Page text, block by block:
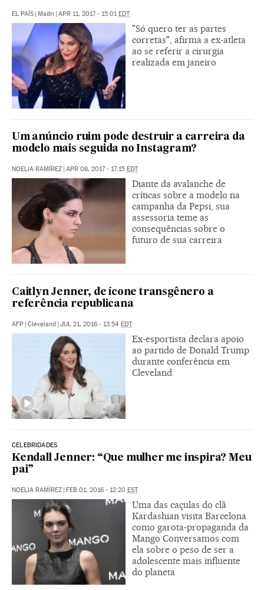
EL PAÍS Madri APR 11, 2017 - 15:01 EDT
"Só quero ter as partes
corretas", afirma a ex-atleta
ao se referir a cirurgia
realizada em janeiro
Um anúncio ruim pode destruir a carreira da
modelo mais seguida no Instagram?
NOELIA RAMÍREZ APR 08, 2017 - 17:15 EDT
Diante da avalanche de
críticas sobre a modelo na
campanha da Pepsi, sua
assessoria teme as
consequências sobre o
futuro de sua carreira
Caitlyn Jenner, de ícone transgênero a
referência republicana
AFP | Cleveland | JUL 21, 2016 - 13:54 EDT
Ex-esportista declara apoio
ao partido de Donald Trump
durante conferência em
Cleveland
CELEBRIDADES
Kendall Jenner: “Que mulher me inspira? Meu
pai”
NOELIA RAMÍREZ | FEB 01, 2016 - 12:20 EST
Uma das caçulas do clã
Kardashian visita Barcelona
como garota-propaganda da
Mango Conversamos com
ela sobre o peso de ser a
adolescente mais influente
do planeta